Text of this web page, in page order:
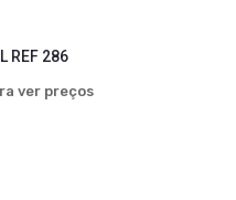
REF 286
ver preços